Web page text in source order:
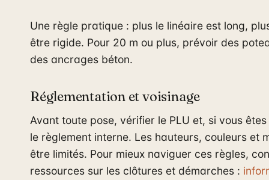
Une règle pratique : plus le linéaire est long,
être rigide. Pour 20 m ou plus, prévoir des
des ancrages béton.
Réglementation et voisinage
Avant toute pose, vérifier le PLU et, si vous
le règlement interne. Les hauteurs, couleurs et
être limités. Pour mieux naviguer ces règles,
ressources sur les clôtures et démarches :